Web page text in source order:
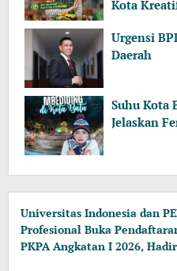
Kota
Urgensi
Daerah
Suhu Kota
Jelaskan
Universitas Indonesia dan
Profesional Buka
PKPA Angkatan I 2026,